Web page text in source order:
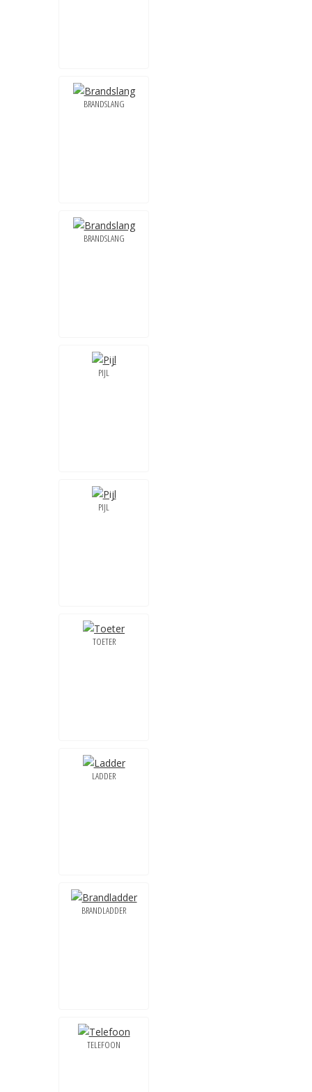
BRANDSLANG
BRANDSLANG
PIJL
PIJL
TOETER
LADDER
BRANDLADDER
TELEFOON